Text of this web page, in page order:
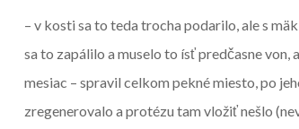
– v kosti sa to teda trocha podarilo, ale s
sa to zapálilo a muselo to ísť predčasne von,
mesiac – spravil celkom pekné miesto, po
zregenerovalo a protézu tam vložiť nešlo